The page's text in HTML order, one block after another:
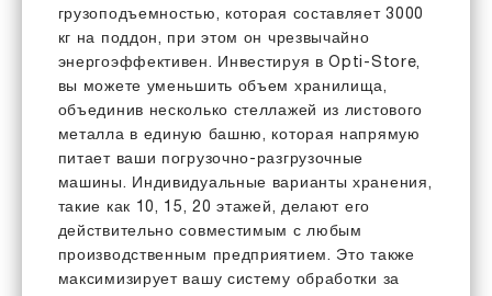
грузоподъемностью, которая составляет 3000
кг на поддон, при этом он чрезвычайно
энергоэффективен. Инвестируя в Opti-Store,
вы можете уменьшить объем хранилища,
объединив несколько стеллажей из листового
металла в единую башню, которая напрямую
питает ваши погрузочно-разгрузочные
машины. Индивидуальные варианты хранения,
такие как 10, 15, 20 этажей, делают его
действительно совместимым с любым
производственным предприятием. Это также
максимизирует вашу систему обработки за